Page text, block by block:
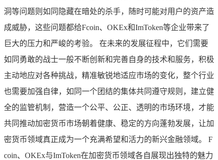
洞等问题则如同隐藏在暗处的杀手，随时可能对用户的资产造
成威胁，这些问题都给Fcoin、OKEx和ImToken等企业带来了
巨大的压力和严峻的考验。 在未来的发展征程中，它们需要
如同勇敢的战士一般不断创新和完善自身的技术和服务，积极
主动地应对各种挑战，精准敏锐地适应市场的变化，整个行业
也需要加强自律，如同一个团结的集体共同遵守规则，建立健
全的监管机制，营造一个公平、公正、透明的市场环境，才能
共同推动加密货币市场朝着健康、稳定的方向蓬勃发展，让加
密货币领域真正成为一个充满希望和活力的新兴金融领域。 F
coin、OKEx与ImToken在加密货币领域各自展现出独特的魅力